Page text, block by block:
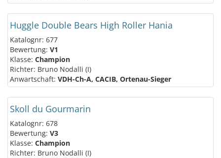
Huggle Double Bears High Roller Hania
Katalognr: 677
Bewertung: V1
Klasse: Champion
Richter: Bruno Nodalli (I)
Anwartschaft: VDH-Ch-A, CACIB, Ortenau-Sieger
Skoll du Gourmarin
Katalognr: 678
Bewertung: V3
Klasse: Champion
Richter: Bruno Nodalli (I)